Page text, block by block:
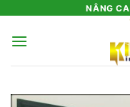
nội
NÂNG